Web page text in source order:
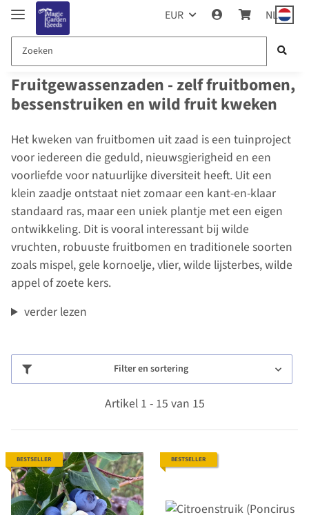
EUR NL
Fruitgewassenzaden - zelf fruitbomen,
bessenstruiken en wild fruit kweken
Het kweken van fruitbomen uit zaad is een tuinproject
voor iedereen die geduld, nieuwsgierigheid en een
voorliefde voor natuurlijke diversiteit heeft. Uit een
klein zaadje ontstaat niet zomaar een kant-en-klaar
standaard ras, maar een uniek plantje met een eigen
ontwikkeling. Dit is vooral interessant bij wilde
vruchten, robuuste fruitbomen en traditionele soorten
zoals mispel, gele kornoelje, vlier, wilde lijsterbes, wilde
appel of zoete kers.
verder lezen
Filter en sortering
Artikel 1 - 15 van 15
BESTSELLER BESTSELLER